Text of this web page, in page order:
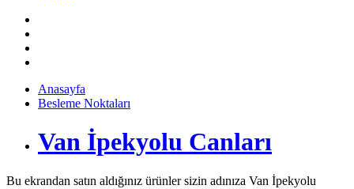
Anasayfa
Besleme Noktaları
Van İpekyolu Canları
Bu ekrandan satın aldığınız ürünler sizin adınıza Van İpekyolu